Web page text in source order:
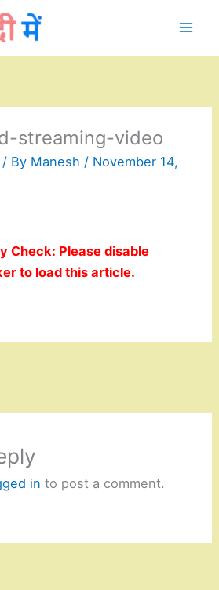
streaming-video
/ By Manesh / November 14,
Check: Please disable
to load this article.
in to post a comment.